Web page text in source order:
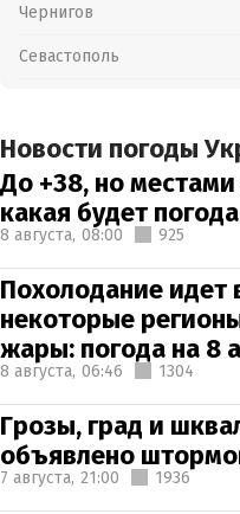
Чернигов
Севастополь
Новости погоды
До +38, но
какая будет
8 августа, 08:00 925
Похолодание идет
некоторые
жары: погода на 8
8 августа, 06:46 1304
Грозы, град и
объявлено
7 августа, 21:00 1936